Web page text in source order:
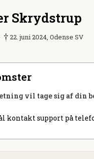
Skrydstrup
22. juni 2024, Odense SV
vil tage sig af din
kontakt support på